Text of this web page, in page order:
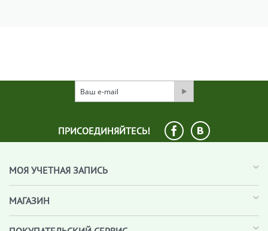
ПРИСОЕДИНЯЙТЕСЬ!
МОЯ УЧЕТНАЯ ЗАПИСЬ
МАГАЗИН